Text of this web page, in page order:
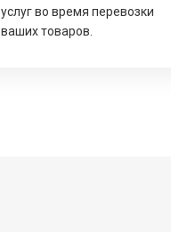
услуг во время перевозки
ваших товаров.